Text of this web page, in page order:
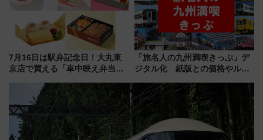
7月16日は駅弁記念日！大丸東
京店で買える「車中映え弁当」
「旅名人の九州満喫きっぷ」デ
ジタル化 紙版との価格やルー